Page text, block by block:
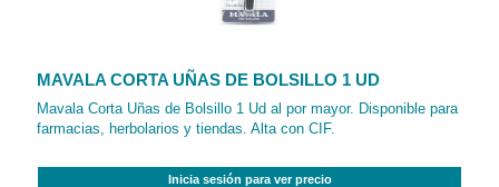
MAVALA CORTA UÑAS DE BOLSILLO 1 UD
Mavala Corta Uñas de Bolsillo 1 Ud al por mayor. Disponible para
farmacias, herbolarios y tiendas. Alta con CIF.
Inicia sesión para ver precio